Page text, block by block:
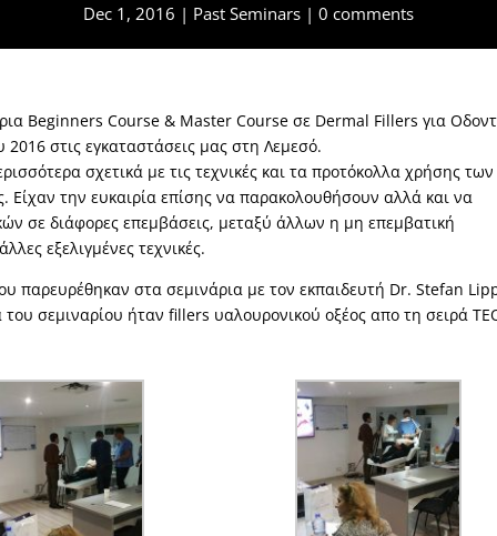
Dec 1, 2016 Past Seminars 0 comments
Beginners Course & Master Course σε Dermal Fillers για
στις εγκαταστάσεις μας στη Λεμεσό.
σχετικά με τις τεχνικές και τα προτόκολλα χρήσης των
Είχαν την ευκαιρία επίσης να παρακολουθήσουν αλλά και να
σε διάφορες επεμβάσεις, μεταξύ άλλων η μη επεμβατική
εξελιγμένες τεχνικές.
παρευρέθηκαν στα σεμινάρια με τον εκπαιδευτή Dr. Stefan
σεμιναρίου ήταν fillers υαλουρονικού οξέος απο τη σειρά